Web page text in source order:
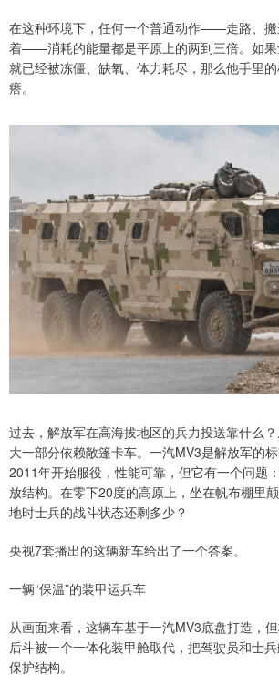
在这种环境下，任何一个普通动作——走路、
着——消耗的能量都是平原上的两到三倍。如
就已经被冻僵、缺氧、体力耗尽，那么他手里
瘩。
过去，解放军在高海拔地区的兵力投送靠什么
大一部分依赖敞篷卡车。一汽MV3是解放军的
2011年开始服役，性能可靠，但它有一个问题
放结构。在零下20度的高原上，坐在帆布棚里
地时士兵的战斗状态还剩多少？
央视7套播出的这辆新车给出了一个答案。
一辆“保温”的装甲运兵车
从画面来看，这辆车基于一汽MV3底盘打造，
后斗被一个一体化装甲舱取代，把驾驶员和士
保护结构。